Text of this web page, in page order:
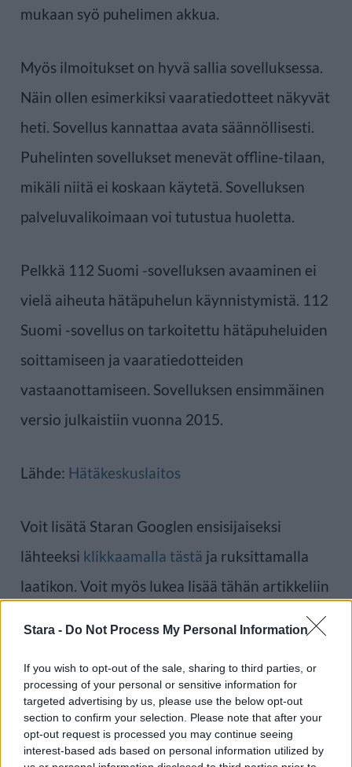
Stara - Do Not Process My Personal Information
If you wish to opt-out of the sale, sharing to third parties, or
processing of your personal or sensitive information for
targeted advertising by us, please use the below opt-out
section to confirm your selection. Please note that after your
opt-out request is processed you may continue seeing
interest-based ads based on personal information utilized by
mukaan syö puhelimen akkua.
Myös ilmoitukset on hyvä sallia sovelluksessa.
Näin ollen esimerkiksi vaaratiedotteet näkyvät
heti. Sovellus kannattaa avata säännöllisesti.
Puhelinten sovellukset menevät offline-tilaan,
mikäli niitä ei koskaan käytetä. Sovelluksen
palveluvalikoimaan voi tutustua huoletta.
Pelkkä 112 Suomi -sovelluksen avaaminen ei
vielä aiheuta hätäpuhelun käynnistymistä. 112
Suomi -sovellus on tarkoitettu hätäpuheluiden
soittamiseen ja vaaratiedotteiden
vastaanottamiseen. Sovelluksen ensimmäinen
versio julkaistiin vuonna 2015.
Lähde: Hätäkeskuslaitos
Voit lisätä Staran Googlen ensisijaiseksi
lähteeksi klikkaamalla tästä ja ruksittamalla
laatikon. Voit myös lukea lisää tähän artikkeliin
aihealueestaDigi-osioistamme.
Ilmoita virheestä·Tietoa meistä·Toimitusperiaatteet